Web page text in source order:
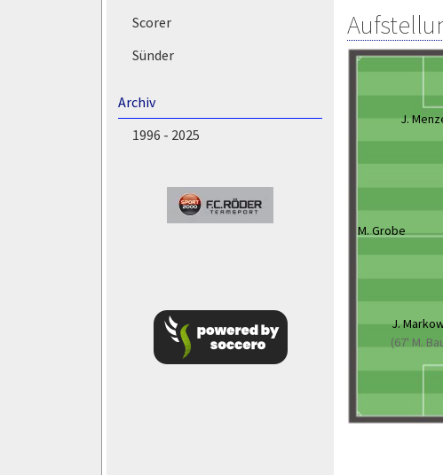
Scorer
Sünder
Archiv
1996 - 2025
J.
M. Grobe
J.
(67' M.